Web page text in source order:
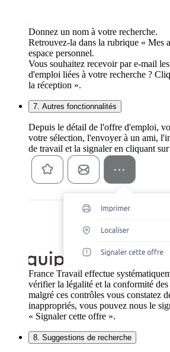
Donnez un nom à votre recherche.
Retrouvez-la dans la rubrique « Mes
espace personnel.
Vous souhaitez recevoir par e-mail
d'emploi liées à votre recherche ?
la réception ».
7. Autres fonctionnalités
Depuis le détail de l'offre d'emploi,
votre sélection, l'envoyer à un ami,
de travail et la signaler en cliquant sur
France Travail effectue
vérifier la légalité et la conformité
malgré ces contrôles vous constatez
inappropriés, vous pouvez nous le
« Signaler cette offre ».
8. Suggestions de recherche